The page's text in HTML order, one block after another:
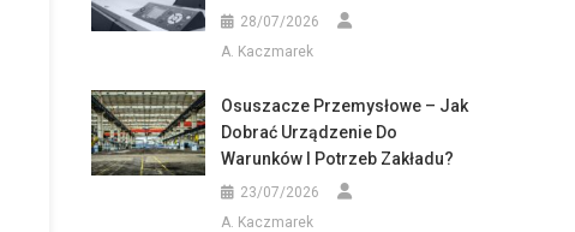
28/07/2026
A. Kaczmarek
Osuszacze Przemysłowe – Jak
Dobrać Urządzenie Do
Warunków I Potrzeb Zakładu?
23/07/2026
A. Kaczmarek